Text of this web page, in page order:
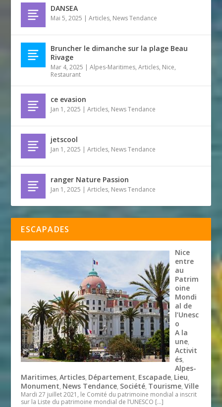
DANSEA
Mai 5, 2025 |Articles, News Tendance
Bruncher le dimanche sur la plage Beau
Rivage
Mar 4, 2025 |Alpes-Maritimes,Articles, Nice,
Restaurant
ce evasion
Jan 1, 2025 |Articles, News Tendance
jetscool
Jan 1, 2025 |Articles, News Tendance
ranger Nature Passion
Jan 1, 2025 |Articles, News Tendance
ESCAPADES
Nice
entre
au
Patrim
oine
Mondi
al de
l’Unesc
o
A la
une,
Activit
és,
Alpes-
Maritimes,Articles, Département, Escapade, Lieu,
Monument, News Tendance, Société, Tourisme,Ville
Mardi 27 juillet 2021, le Comité du patrimoine mondial a inscrit
sur la Liste du patrimoine mondial de l’UNESCO […]